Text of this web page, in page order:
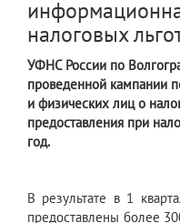
налоговых
УФНС России по
проведенной кампании
и физических лиц о
предоставления при
год.
В результате в 1
предоставлены более